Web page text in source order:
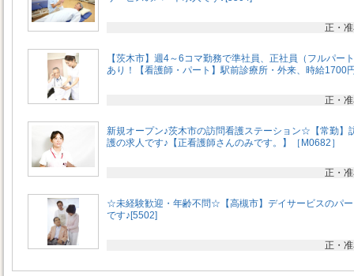
正・
【茨木市】週4～6コマ勤務で準社員、正社員（フルパー
あり！【看護師・パート】駅前診療所・外来、時給1700
正・
新規オープン♪茨木市の訪問看護ステーション☆【常勤】
護の求人です♪【正看護師さんのみです。】［M0682］
正・
☆未経験歓迎・年齢不問☆【高槻市】デイサービスのパ
です♪[5502]
正・